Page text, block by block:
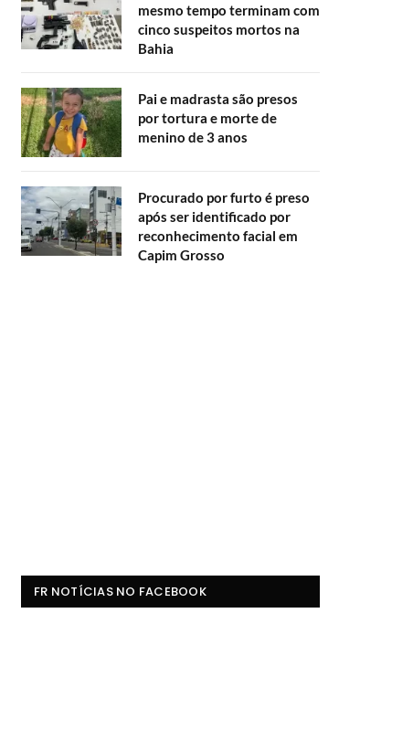
mesmo tempo terminam com
cinco suspeitos mortos na
Bahia
Pai e madrasta são presos
por tortura e morte de
menino de 3 anos
Procurado por furto é preso
após ser identificado por
reconhecimento facial em
Capim Grosso
FR NOTÍCIAS NO FACEBOOK